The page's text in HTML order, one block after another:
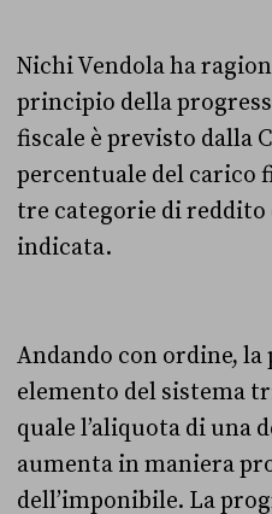
Nichi Vendola ha
principio della
fiscale è previsto dalla
percentuale del carico
tre categorie di reddito
indicata.
Andando con ordine,
elemento del sistema
quale l’aliquota di una
aumenta in maniera
dell’imponibile. La